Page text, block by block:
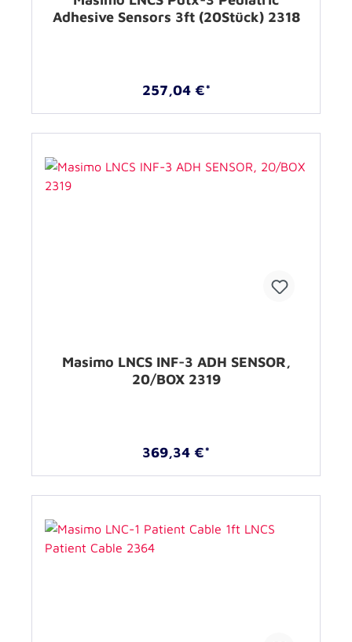
Adhesive Sensors 3ft (20Stück) 2318
257,04 €*
Masimo LNCS INF-3 ADH SENSOR,
20/BOX 2319
369,34 €*